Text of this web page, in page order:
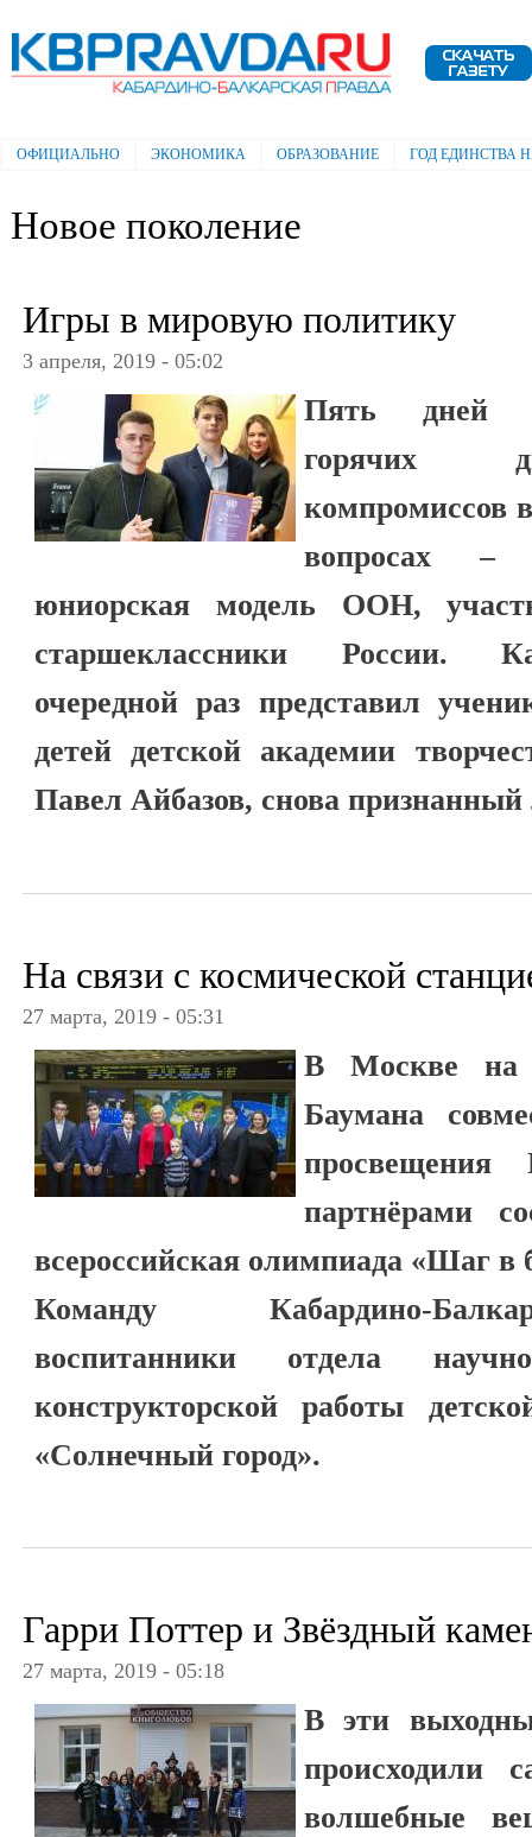
Электронная газета "Кабардино-
Балкарская правда"
Главное меню
ОФИЦИАЛЬНО ЭКОНОМИКА ОБРАЗОВАНИЕ ГОД ЕДИНСТВА
Новое поколение
Игры в мировую политику
3 апреля, 2019 - 05:02
Пять дней
горячих
компромиссов
вопросах
юниорская модель ООН,
старшеклассники России.
очередной раз представил
детей детской академии
Павел Айбазов, снова
На связи с космической
27 марта, 2019 - 05:31
В Москве
Баумана
партнёрами
всероссийская олимпиада «Шаг в
Команду Кабардино-
воспитанники отдела
конструкторской работы
«Солнечный город».
Гарри Поттер и Звёздный
27 марта, 2019 - 05:18
В эти
происходили
волшебные